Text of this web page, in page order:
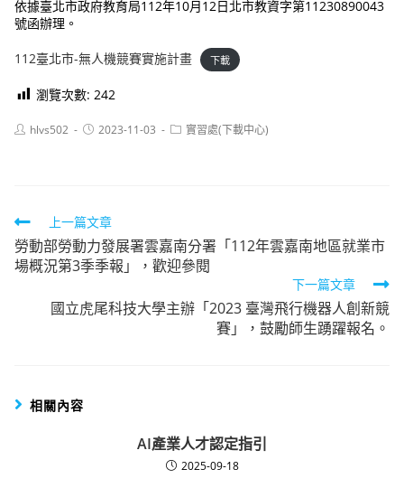
依據臺北市政府教育局112年10月12日北市教資字第11230890043
號函辦理。
112臺北市-無人機競賽實施計畫 下載
瀏覽次數: 242
Posthlvs502
Post2023-11-03
Post實習處(下載中心)
Read
more
articles
上一篇文章
勞動部勞動力發展署雲嘉南分署「112年雲嘉南地區就業市
場概況第3季季報」，歡迎參閱
下一篇文章
國立虎尾科技大學主辦「2023 臺灣飛行機器人創新競
賽」，鼓勵師生踴躍報名。
相關內容
AI產業人才認定指引
2025-09-18